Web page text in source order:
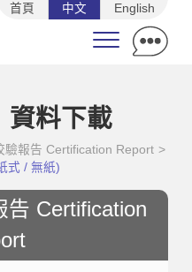
首頁 中文 English
資料下載
驗報告 Certification Report >
式 / 無紙)
告 Certification